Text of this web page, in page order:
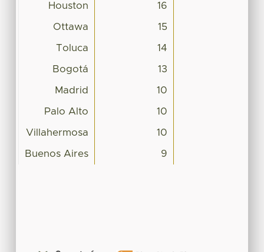
Houston 16
Ottawa 15
Toluca 14
Bogotá 13
Madrid 10
Palo Alto 10
Villahermosa 10
Buenos Aires 9